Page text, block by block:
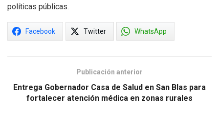
políticas públicas.
Facebook Twitter WhatsApp
Publicación anterior
Entrega Gobernador Casa de Salud en San Blas para
fortalecer atención médica en zonas rurales